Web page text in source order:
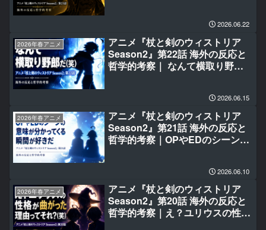
2026.06.22
2026年春アニメ
アニメ『杖と剣のウィストリア
Season2』第22話 海外の反応と
哲学的考察｜ なんて横取り野郎
2026.06.15
2026年春アニメ
アニメ『杖と剣のウィストリア
Season2』第21話 海外の反応と
哲学的考察｜OPやEDのシーンの
2026.06.10
2026年春アニメ
アニメ『杖と剣のウィストリア
Season2』第20話 海外の反応と
哲学的考察｜え？ユリウスの性格